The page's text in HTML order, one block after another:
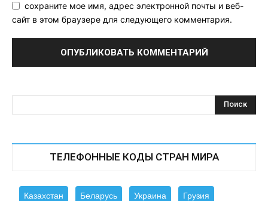
сохраните мое имя, адрес электронной почты и веб-
сайт в этом браузере для следующего комментария.
ТЕЛЕФОННЫЕ КОДЫ СТРАН МИРА
Казахстан Беларусь Украина Грузия